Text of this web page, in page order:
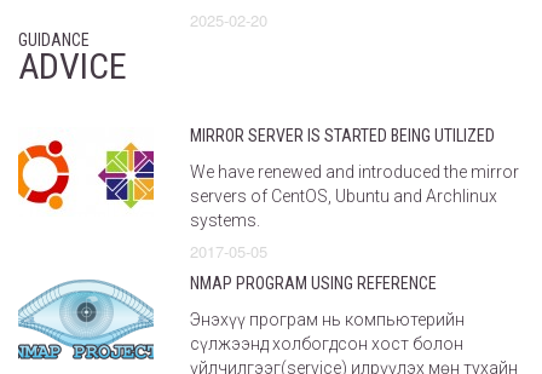
2025-02-20
GUIDANCE
ADVICE
MIRROR SERVER IS STARTED BEING UTILIZED
We have renewed and introduced the mirror
servers of CentOS, Ubuntu and Archlinux
systems.
2017-05-05
NMAP PROGRAM USING REFERENCE
Энэхүү програм нь компьютерийн
сүлжээнд холбогдсон хост болон
үйлчилгээг(service) илрүүлэх мөн тухайн